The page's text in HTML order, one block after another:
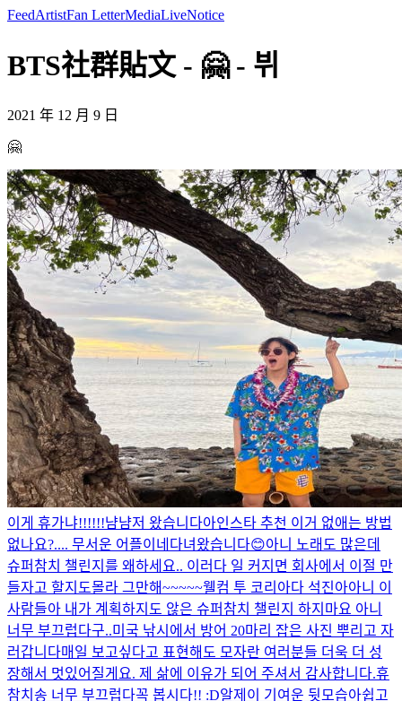
FeedArtistFan LetterMediaLiveNotice
BTS社群貼文 - 🤗 - 뷔
2021 年 12 月 9 日
🤗
이게 휴가냐!!!!!!냠냠저 왔습니다아인스타 추천 이거 없애는 방법
없나요?.... 무서운 어플이네 다녀왔습니다😊아니 노래도 많은데
슈퍼참치 챌린지를 왜하세요.. 이러다 일 커지면 회사에서 이절 만
들자고 할지도몰라 그만해~~~~~웰컴 투 코리아다 석진아아니 이
사람들아 내가 계획하지도 않은 슈퍼참치 챌린지 하지마요 아니
너무 부끄럽다구..미국 낚시에서 방어 20마리 잡은 사진 뿌리고 자
러갑니다매일 보고싶다고 표현해도 모자란 여러분들 더욱 더 성
장해서 멋있어질게요. 제 삶에 이유가 되어 주셔서 감사합니다.휴
참치송 너무 부끄럽다꼭 봅시다!! :D알제이 기여운 뒷모습아쉽고